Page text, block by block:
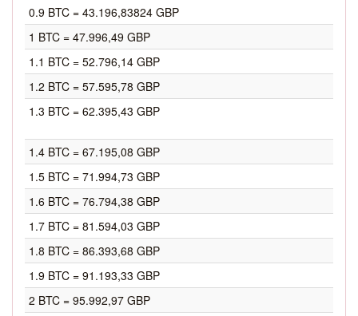
0.9 BTC = 43.196,83824 GBP
1 BTC = 47.996,49 GBP
1.1 BTC = 52.796,14 GBP
1.2 BTC = 57.595,78 GBP
1.3 BTC = 62.395,43 GBP
1.4 BTC = 67.195,08 GBP
1.5 BTC = 71.994,73 GBP
1.6 BTC = 76.794,38 GBP
1.7 BTC = 81.594,03 GBP
1.8 BTC = 86.393,68 GBP
1.9 BTC = 91.193,33 GBP
2 BTC = 95.992,97 GBP